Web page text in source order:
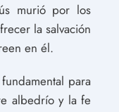
murió por los
la salvación
en él.
para
albedrío y la fe